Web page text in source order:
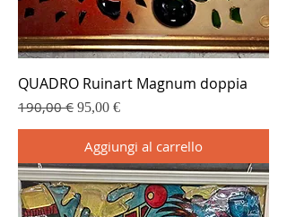
QUADRO Ruinart Magnum doppia
Prezzo regolare
190,00 € Prezzo scontato
95,00 €
Aggiungi al carrello